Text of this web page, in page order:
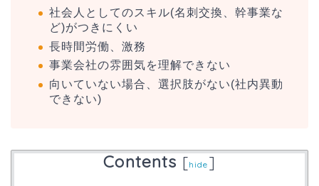
社会人としてのスキル(名刺交換、幹事業な
ど)がつきにくい
長時間労働、激務
事業会社の雰囲気を理解できない
向いていない場合、選択肢がない(社内異動
できない)
Contents [hide ]